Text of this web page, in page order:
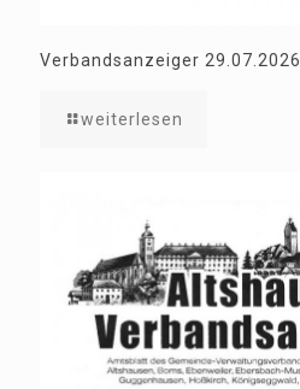
Verbandsanzeiger 29.07.2026
weiterlesen